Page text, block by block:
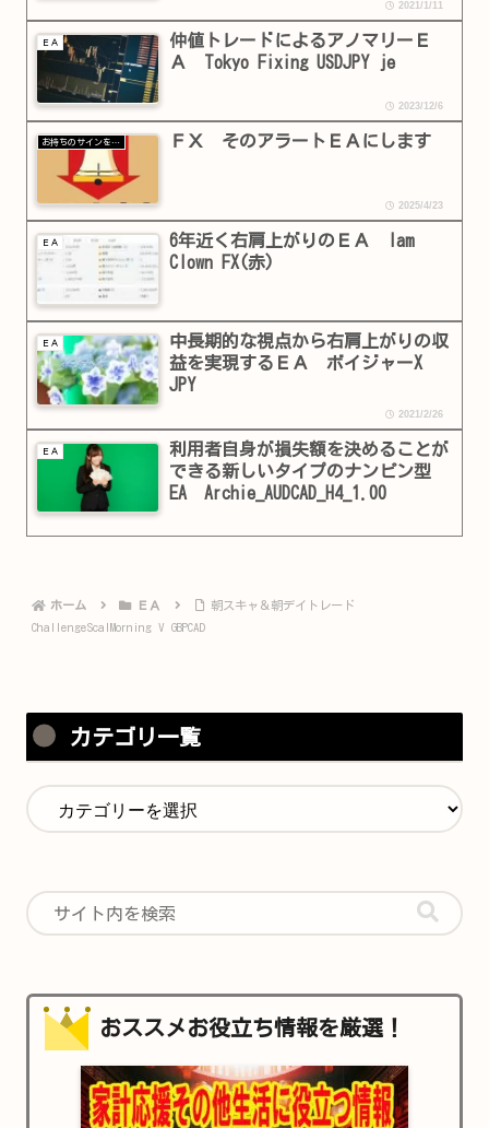
2021/1/11
ＥＡ
仲値トレードによるアノマリーＥ
Ａ Tokyo Fixing USDJPY je
2023/12/6
お持ちのサインをＥＡ化します！ ＦＸ そのアラートＥＡにします
2025/4/23
ＥＡ
6年近く右肩上がりのＥＡ Iam
Clown FX(赤)
ＥＡ
中長期的な視点から右肩上がりの収
益を実現するＥＡ ボイジャーX
JPY
2021/2/26
ＥＡ
利用者自身が損失額を決めることが
できる新しいタイプのナンピン￼型
EA Archie_AUDCAD_H4_1.00
ホーム ＥＡ
朝スキャ＆朝デイトレード
ChallengeScalMorning V GBPCAD
カテゴリ一覧
おススメお役立ち情報を厳選！